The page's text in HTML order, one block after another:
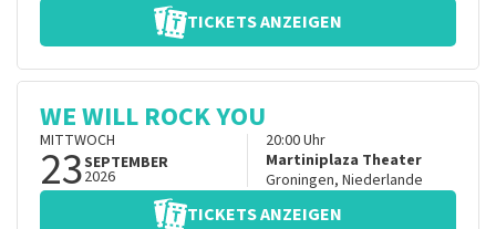
TICKETS ANZEIGEN
WE WILL ROCK YOU
MITTWOCH
23SEPTEMBER
2026
20:00Uhr
Martiniplaza Theater
Groningen, Niederlande
TICKETS ANZEIGEN